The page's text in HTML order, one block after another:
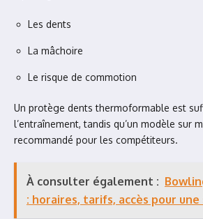
Les dents
La mâchoire
Le risque de commotion
Un protège dents thermoformable est
l’entraînement, tandis qu’un modèle sur
recommandé pour les compétiteurs.
À consulter également :
: horaires, tarifs, accès pour